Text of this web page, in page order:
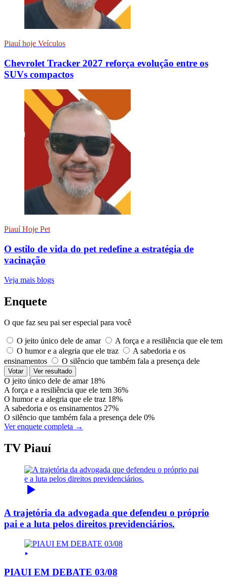
Piauí hoje Veículos
Chevrolet Tracker 2027 reforça evolução entre os
SUVs compactos
Piauí Hoje Pet
O estilo de vida do pet redefine a estratégia de
vacinação
Veja mais blogs
Enquete
O que faz seu pai ser especial para você
O jeito único dele de amar
A força e a resiliência que ele tem
O humor e a alegria que ele traz
A sabedoria e os
ensinamentos
O silêncio que também fala a presença dele
Votar Ver resultado
O jeito único dele de amar 18%
A força e a resiliência que ele tem 36%
O humor e a alegria que ele traz 18%
A sabedoria e os ensinamentos 27%
O silêncio que também fala a presença dele 0%
Ver enquete completa →
TV Piauí
A trajetória da advogada que defendeu o próprio
pai e a luta pelos direitos previdenciários.
PIAUI EM DEBATE 03/08